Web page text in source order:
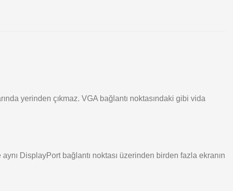
yerinden çıkmaz. VGA bağlantı noktasındaki gibi vida
DisplayPort bağlantı noktası üzerinden birden fazla ekranın